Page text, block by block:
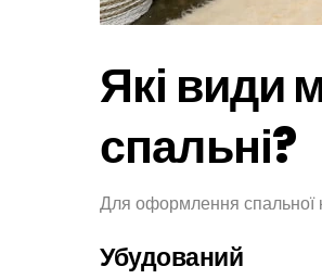
Які види
спальні?
Для оформлення спальної
Убудований